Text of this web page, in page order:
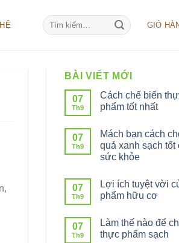
Tìm
kiếm:
GIỎ
BÀI VIẾT MỚI
07
Th9
Cách chế biến
phẩm tốt nhất
07
Th9
Mách bạn cách
quả xanh sạch tốt
sức khỏe
07
Th9
Lợi ích tuyệt vời
phẩm hữu cơ
07
Th9
Làm thế nào để
thực phẩm sạch